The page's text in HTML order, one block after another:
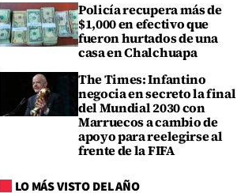
Policía recupera más de
$1,000 en efectivo que
fueron hurtados de una
casa en Chalchuapa
The Times: Infantino
negocia en secreto la final
del Mundial 2030 con
Marruecos a cambio de
apoyo para reelegirse al
frente de la FIFA
LO MÁS VISTO DEL AÑO